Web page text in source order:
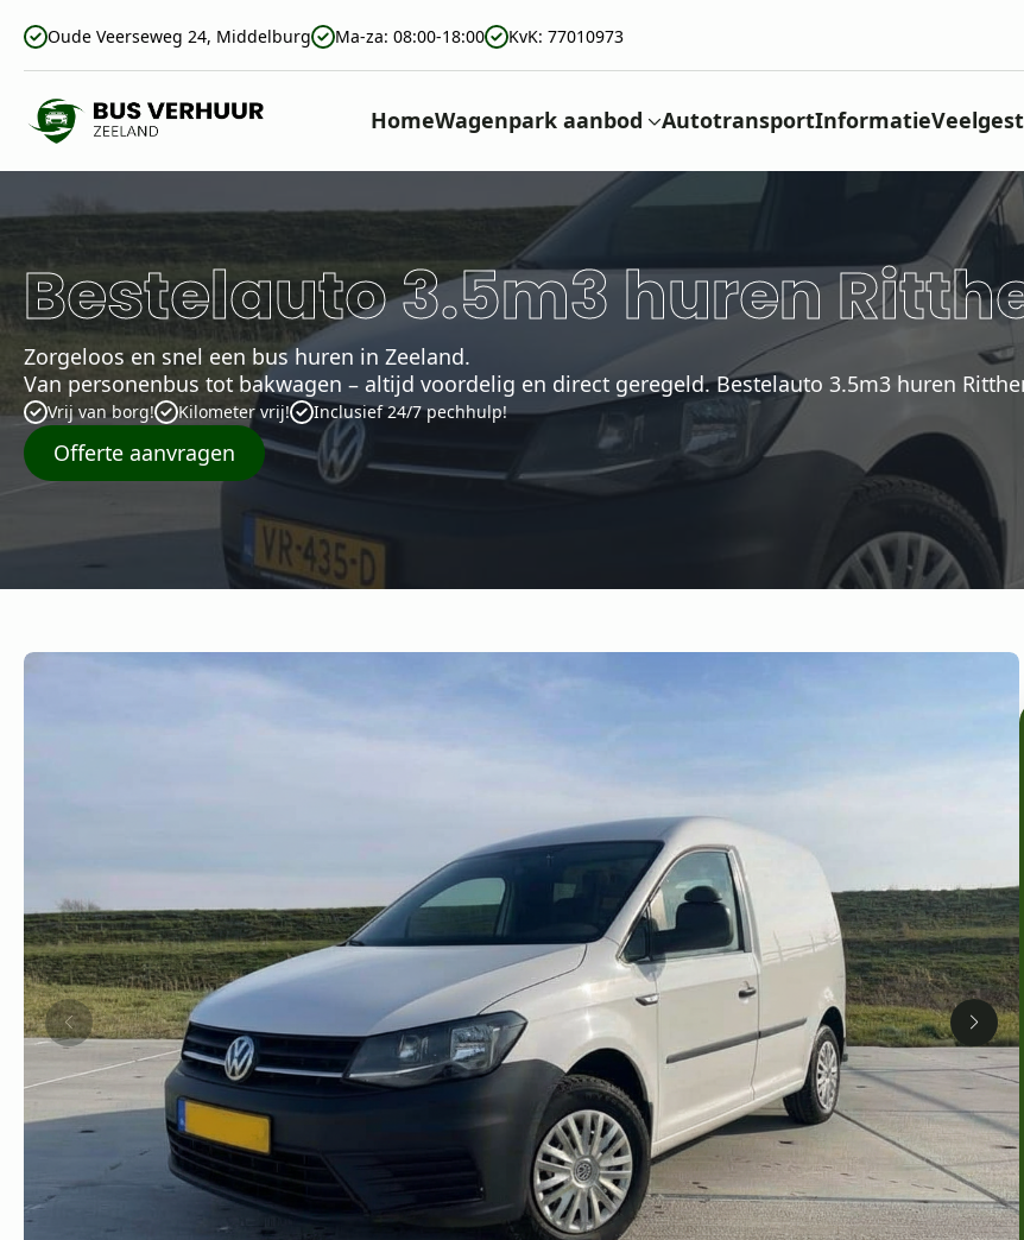
Oude Veerseweg 24, Middelburg Ma-za: 08:00-18:00 KvK: 77010973
HomeWagenpark aanbod AutotransportInformatie
Bestelauto 3.5m3 huren
Zorgeloos en snel een bus huren in Zeeland.
Van personenbus tot bakwagen – altijd voordelig en direct geregeld. Bestelauto 3.5m3 huren
Vrij van borg! Kilometer vrij! Inclusief 24/7 pechhulp!
Offerte aanvragen